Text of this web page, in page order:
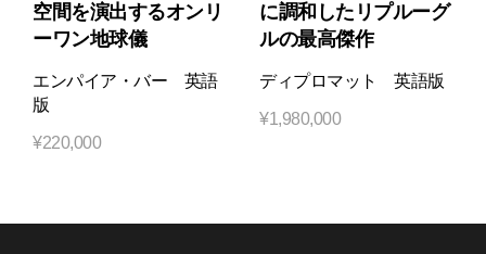
空間を演出するオンリ
ーワン地球儀
エンパイア・バー 英語
版
¥220,000
に調和したリプルーグ
ルの最高傑作
ディプロマット 英語版
¥1,980,000